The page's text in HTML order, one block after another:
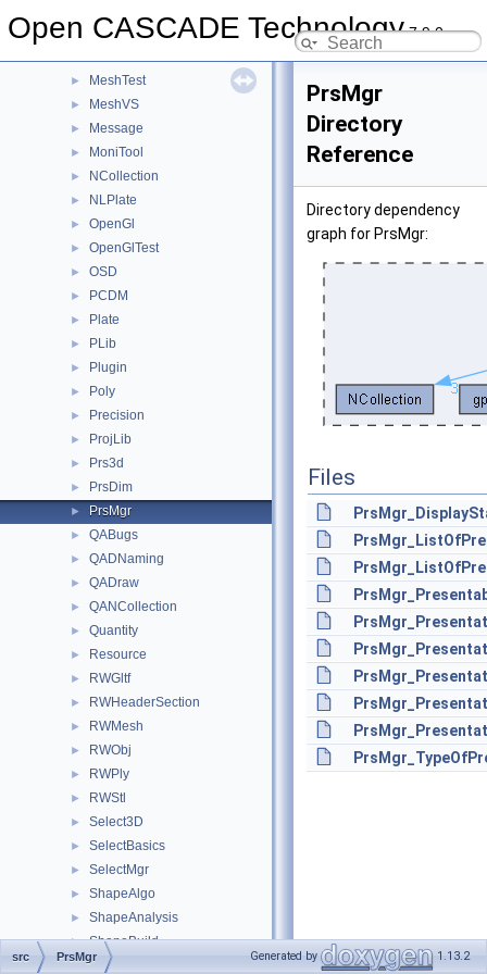
Open CASCADE Technology7.9.0
math
► MeshTest
► MeshVS
► Message
► MoniTool
► NCollection
► NLPlate
► OpenGl
► OpenGlTest
► OSD
► PCDM
► Plate
► PLib
► Plugin
► Poly
► Precision
► ProjLib
► Prs3d
► PrsDim
► PrsMgr
► QABugs
► QADNaming
► QADraw
► QANCollection
► Quantity
► Resource
► RWGltf
► RWHeaderSection
► RWMesh
► RWObj
► RWPly
► RWStl
► Select3D
► SelectBasics
► SelectMgr
► ShapeAlgo
► ShapeAnalysis
► ShapeBuild
► ShapeConstruct
PrsMgr
Directory
Reference
Directory dependency
graph for PrsMgr:
Files
src PrsMgr Generated by 1.13.2